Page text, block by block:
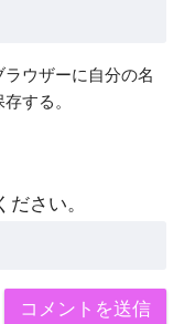
ウザーに自分の名
する。
さい。